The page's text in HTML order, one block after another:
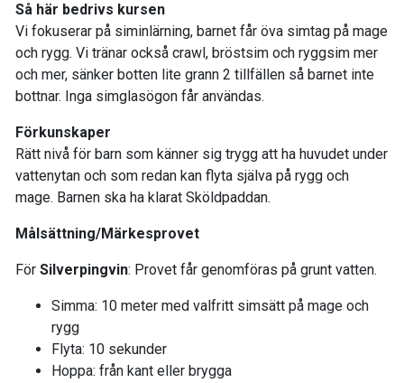
Så här bedrivs kursen
Vi fokuserar på siminlärning, barnet får öva simtag på mage
och rygg. Vi tränar också crawl, bröstsim och ryggsim mer
och mer, sänker botten lite grann 2 tillfällen så barnet inte
bottnar. Inga simglasögon får användas.
Förkunskaper
Rätt nivå för barn som känner sig trygg att ha huvudet under
vattenytan och som redan kan flyta själva på rygg och
mage. Barnen ska ha klarat Sköldpaddan.
Målsättning/Märkesprovet
För Silverpingvin: Provet får genomföras på grunt vatten.
Simma: 10 meter med valfritt simsätt på mage och
rygg
Flyta: 10 sekunder
Hoppa: från kant eller brygga